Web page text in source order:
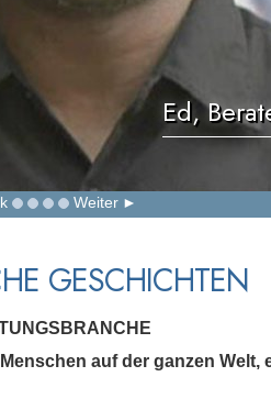
Ed,
Weiter
GESCHICHTEN
auf der ganzen